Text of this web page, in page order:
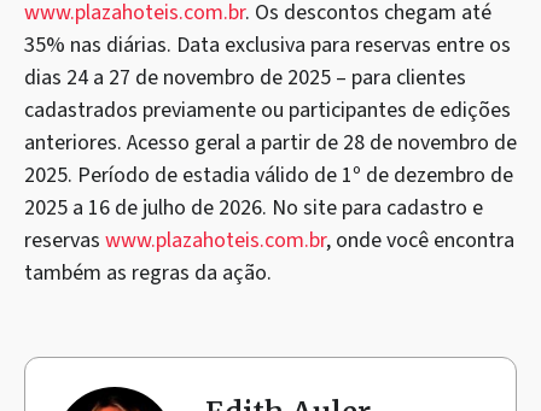
www.plazahoteis.com.br. Os descontos chegam até
35% nas diárias. Data exclusiva para reservas entre os
dias 24 a 27 de novembro de 2025 – para clientes
cadastrados previamente ou participantes de edições
anteriores. Acesso geral a partir de 28 de novembro de
2025. Período de estadia válido de 1º de dezembro de
2025 a 16 de julho de 2026. No site para cadastro e
reservas www.plazahoteis.com.br, onde você encontra
também as regras da ação.